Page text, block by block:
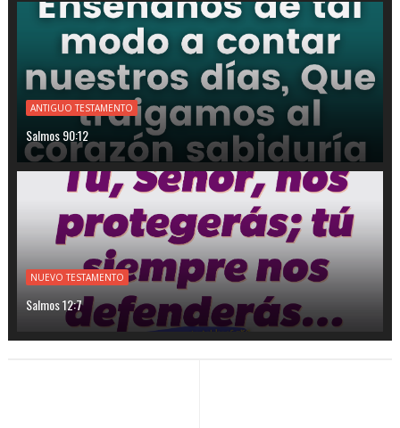
ANTIGUO TESTAMENTO
Salmos 90:12
NUEVO TESTAMENTO
Salmos 12:7